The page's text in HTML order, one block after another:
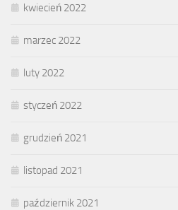
kwiecień 2022
marzec 2022
luty 2022
styczeń 2022
grudzień 2021
listopad 2021
październik 2021